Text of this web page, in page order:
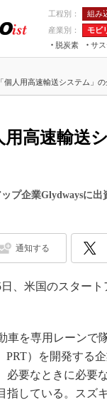
工程別： 組み
産業別：
モビ
脱炭素
サ
つながる工場AI×設備保全
個人用高速輸送システム」の
高速輸送
プ企業Glydwaysに出
通知する
、米国のスター
車を専用レーンで
、PRT）を開発す
必要なときに必要
指している。スズ